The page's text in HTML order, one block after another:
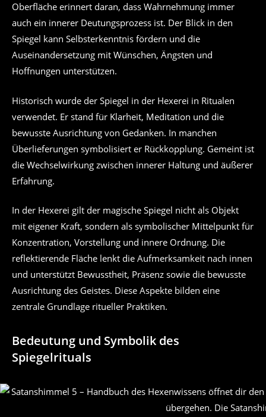
Oberfläche erinnert daran, dass Wahrnehmung immer
auch ein innerer Deutungsprozess ist. Der Blick in den
Spiegel kann Selbsterkenntnis fördern und die
Auseinandersetzung mit Wünschen, Ängsten und
Hoffnungen unterstützen.
Historisch wurde der Spiegel in der Hexerei in Ritualen
verwendet. Er stand für Klarheit, Meditation und die
bewusste Ausrichtung von Gedanken. In manchen
Überlieferungen symbolisiert er Rückkopplung. Gemeint ist
die Wechselwirkung zwischen innerer Haltung und äußerer
Erfahrung.
In der Hexerei gilt der magische Spiegel nicht als Objekt
mit eigener Kraft, sondern als symbolischer Mittelpunkt für
Konzentration, Vorstellung und innere Ordnung. Die
reflektierende Fläche lenkt die Aufmerksamkeit nach innen
und unterstützt Bewusstheit, Präsenz sowie die bewusste
Ausrichtung des Geistes. Diese Aspekte bilden eine
zentrale Grundlage ritueller Praktiken.
Bedeutung und Symbolik des
Spiegelrituals